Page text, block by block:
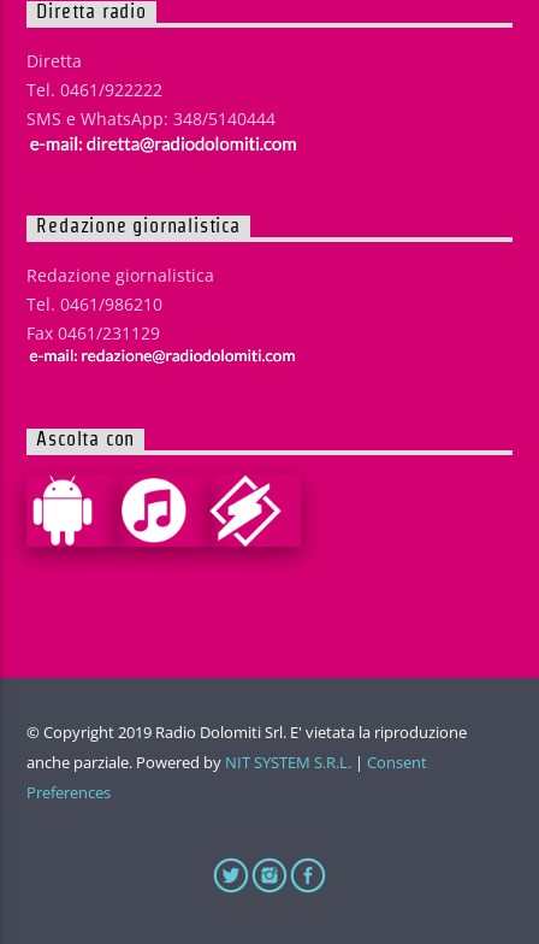
Diretta radio
Diretta
Tel. 0461/922222
SMS e WhatsApp: 348/5140444
Redazione giornalistica
Redazione giornalistica
Tel. 0461/986210
Fax 0461/231129
Ascolta con
© Copyright 2019 Radio Dolomiti Srl. E' vietata la riproduzione
anche parziale. Powered by NIT SYSTEM S.R.L. | Consent
Preferences